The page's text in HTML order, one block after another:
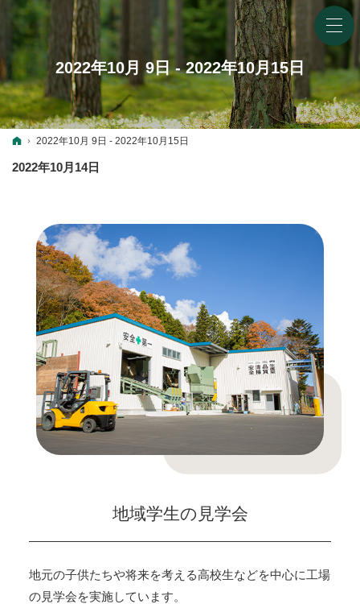
2022年10月 9日 - 2022年10月15日
ホーム
2022年10月 9日 - 2022年10月15日
2022年10月14日
地域学生の見学会
地元の子供たちや将来を考える高校生などを中心に工場
の見学会を実施しています。